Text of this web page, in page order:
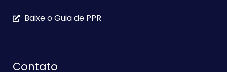
Baixe o Guia de PPR
Contato